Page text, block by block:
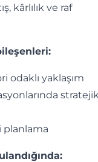
kârlılık ve raf
odaklı yaklaşım
planlama